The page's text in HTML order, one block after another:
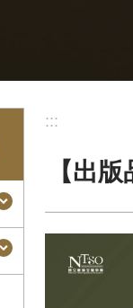
:::
【出